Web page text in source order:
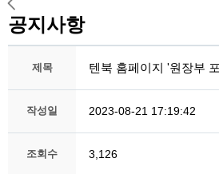
공지사항
제목 텐북 홈페이지 '원장부
작성일 2023-08-21 17:19:42
조회수 3,126